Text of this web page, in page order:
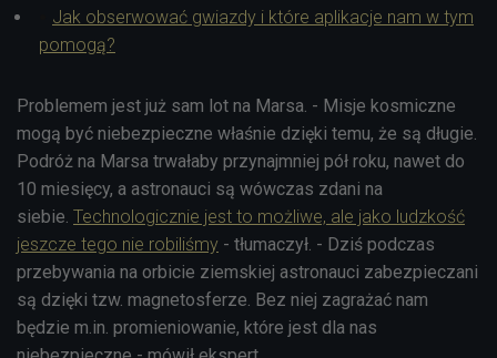
Jak obserwować gwiazdy i które aplikacje nam w tym
pomogą?
Problemem jest już sam lot na Marsa. - Misje kosmiczne
mogą być niebezpieczne właśnie dzięki temu, że są długie.
Podróż na Marsa trwałaby przynajmniej pół roku, nawet do
10 miesięcy, a astronauci są wówczas zdani na
siebie. Technologicznie jest to możliwe, ale jako ludzkość
jeszcze tego nie robiliśmy - tłumaczył. - Dziś podczas
przebywania na orbicie ziemskiej astronauci zabezpieczani
są dzięki tzw. magnetosferze. Bez niej zagrażać nam
będzie m.in. promieniowanie, które jest dla nas